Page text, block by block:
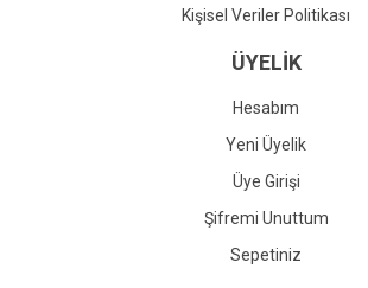
Kişisel Veriler Politikası
ÜYELİK
Hesabım
Yeni Üyelik
Üye Girişi
Şifremi Unuttum
Sepetiniz